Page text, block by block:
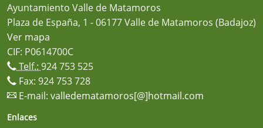
Ayuntamiento Valle de Matamoros
Plaza de España, 1 - 06177 Valle de Matamoros (Badajoz)
Ver mapa
CIF: P0614700C
Telf.: 924 753 525
Fax: 924 753 728
E-mail: valledematamoros[@]hotmail.com
Enlaces